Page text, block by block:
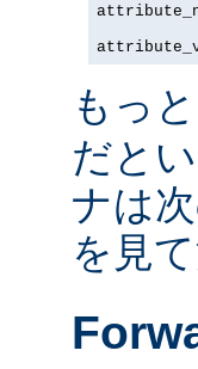
もっ
だと
ナは
を見